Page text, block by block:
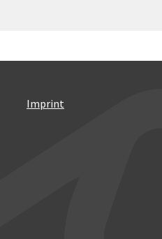
Imprint